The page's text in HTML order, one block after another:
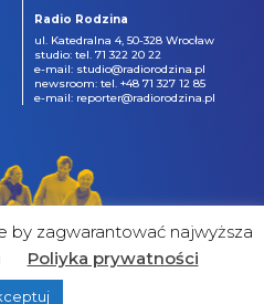
Radio Rodzina
ul. Katedralna 4, 50-328 Wrocław
studio: tel. 71 322 20 22
e-mail: studio@radiorodzina.pl
newsroom: tel. +48 71 327 12 85
e-mail: reporter@radiorodzina.pl
by zagwarantować najwyższa
Poliyka prywatności